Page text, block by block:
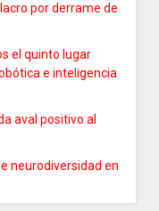
por derrame de
el quinto lugar
e inteligencia
aval positivo al
neurodiversidad en